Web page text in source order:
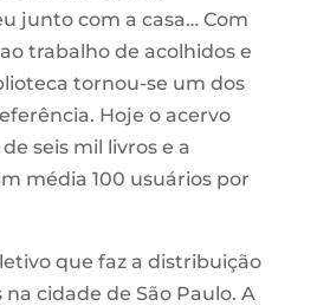
junto com a casa… Com
trabalho de acolhidos e
tornou-se um dos
Hoje o acervo
seis mil livros e a
média 100 usuários por
que faz a distribuição
cidade de São Paulo. A